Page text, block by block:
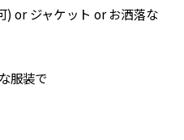
) or ジャケット or お洒落な
服装で